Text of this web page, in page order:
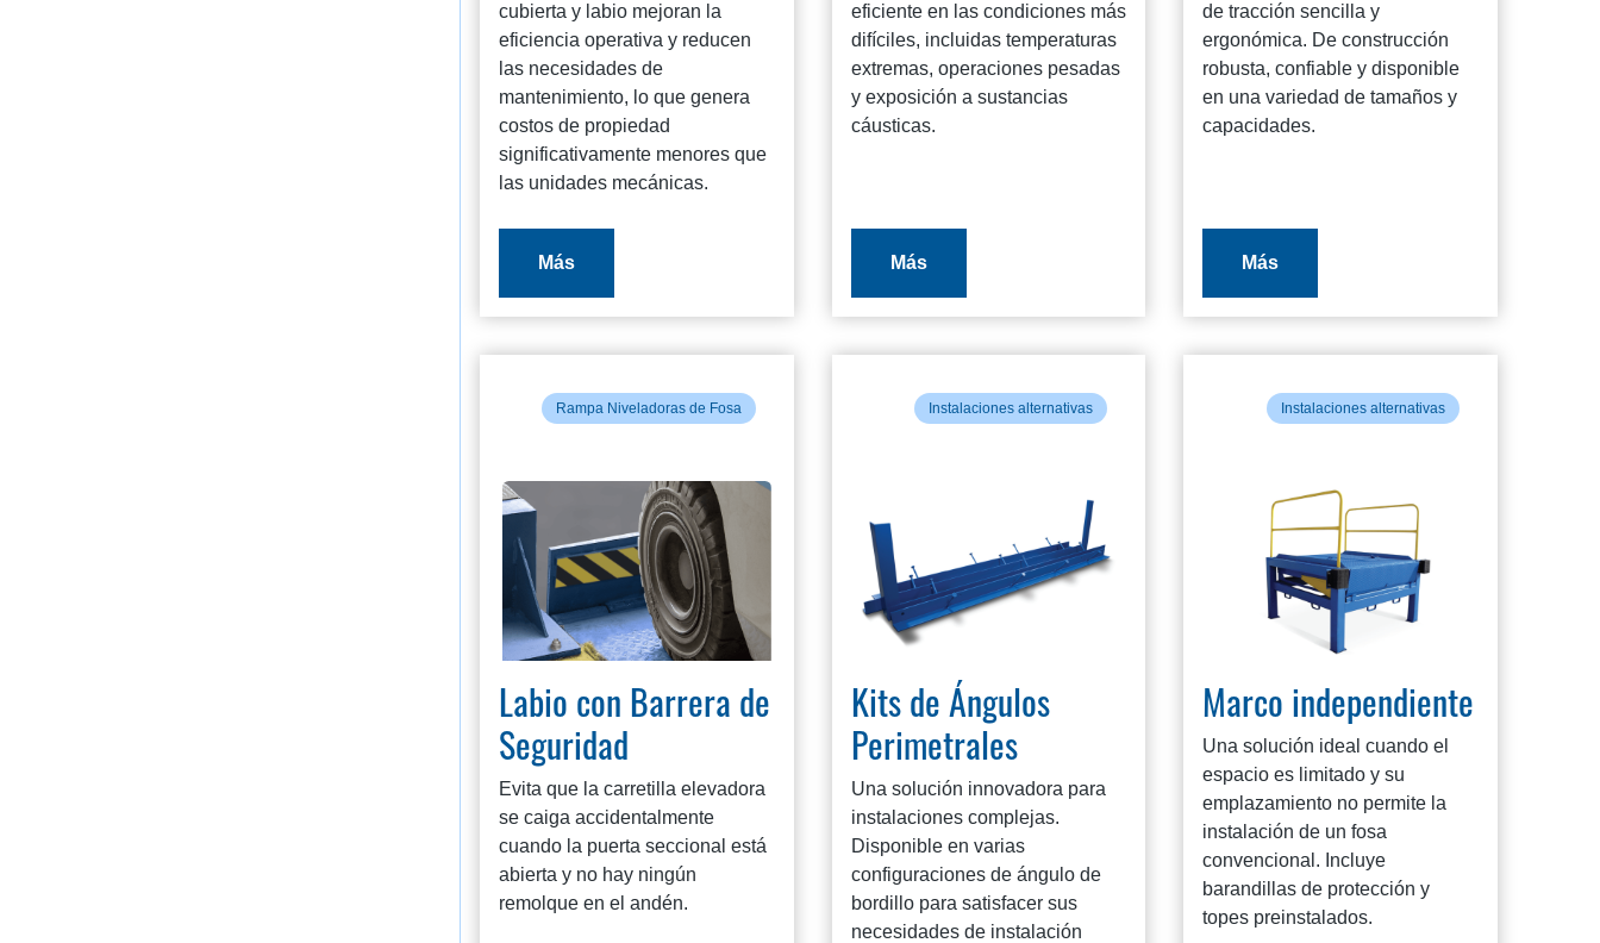
cubierta y labio mejoran la
eficiencia operativa y reducen
las necesidades de
mantenimiento, lo que genera
costos de propiedad
significativamente menores que
las unidades mecánicas.
Más
eficiente en las condiciones más
difíciles, incluidas temperaturas
extremas, operaciones pesadas
y exposición a sustancias
cáusticas.
Más
de tracción sencilla y
ergonómica. De construcción
robusta, confiable y disponible
en una variedad de tamaños y
capacidades.
Más
Rampa Niveladoras de Fosa
Labio con Barrera de
Seguridad
Evita que la carretilla elevadora
se caiga accidentalmente
cuando la puerta seccional está
abierta y no hay ningún
remolque en el andén.
Instalaciones alternativas
Kits de Ángulos
Perimetrales
Una solución innovadora para
instalaciones complejas.
Disponible en varias
configuraciones de ángulo de
bordillo para satisfacer sus
necesidades de instalación
Instalaciones alternativas
Marco independiente
Una solución ideal cuando el
espacio es limitado y su
emplazamiento no permite la
instalación de un fosa
convencional. Incluye
barandillas de protección y
topes preinstalados.